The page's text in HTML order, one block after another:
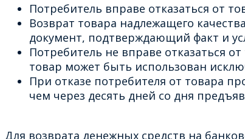
Потребитель вправе отказаться от
Возврат товара надлежащего
документ, подтверждающий факт и
Потребитель не вправе отказаться
товар может быть использован
При отказе потребителя от товара
чем через десять дней со дня
Для возврата денежных средств на